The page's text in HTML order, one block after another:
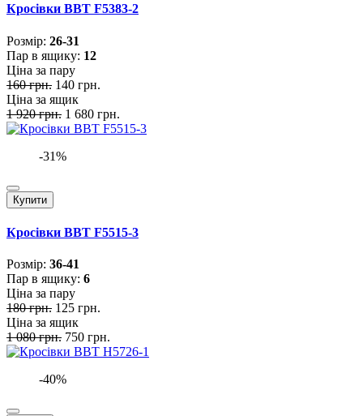
Кросівки BBT F5383-2
Розмiр: 26-31
Пар в ящику: 12
Ціна за пару
160 грн. 140 грн.
Ціна за ящик
1 920 грн. 1 680 грн.
-31%
Купити
Кросівки BBT F5515-3
Розмiр: 36-41
Пар в ящику: 6
Ціна за пару
180 грн. 125 грн.
Ціна за ящик
1 080 грн. 750 грн.
-40%